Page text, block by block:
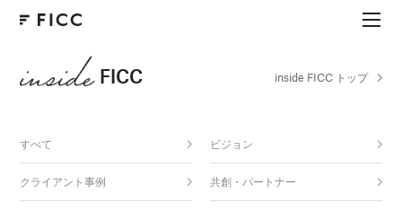
FICC inside FICC トップ
すべて ビジョン
クライアント事例 共創・パートナー